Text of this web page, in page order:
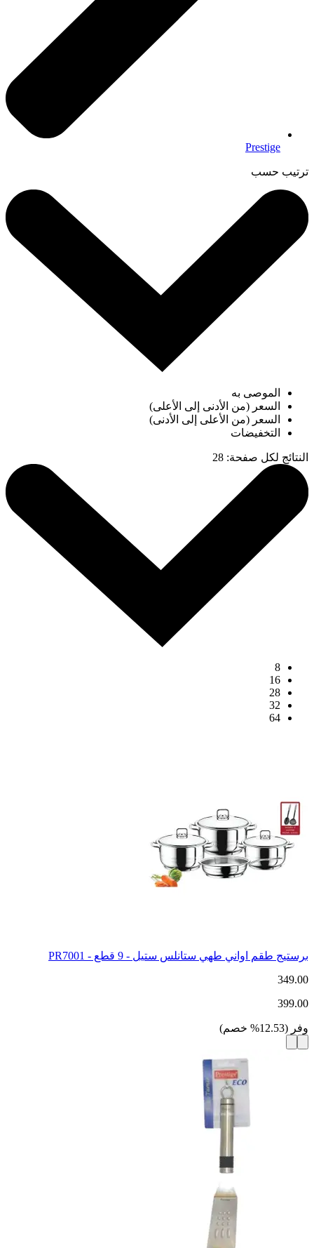
Prestige
ترتيب حسب
الموصى به
السعر (من الأدنى إلى الأعلى)
السعر (من الأعلى إلى الأدنى)
التخفيضات
النتائج لكل صفحة:
28
8
16
28
32
64
برستيج طقم اواني طهي ستانلس ستيل - 9 قطع - PR7001
349.00
399.00
وفر (
12.53
% خصم)